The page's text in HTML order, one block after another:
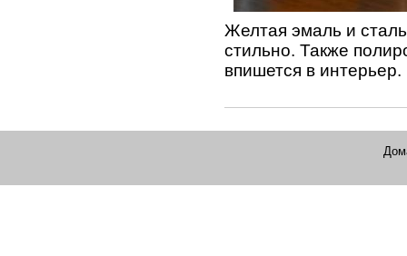
Желтая эмаль и
стильно. Также
впишется в интерьер.